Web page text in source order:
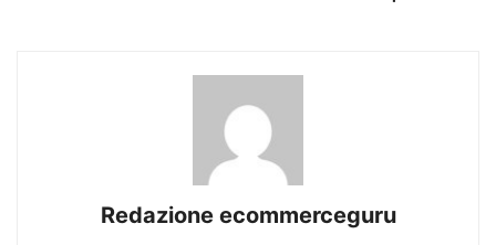
Redazione ecommerceguru